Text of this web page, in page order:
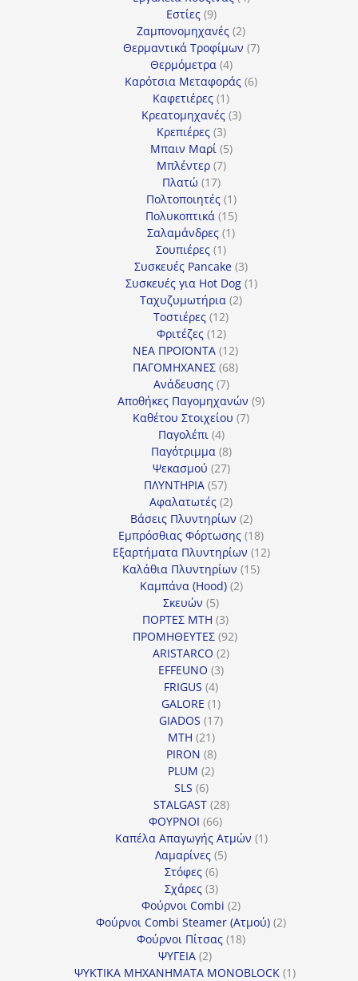
Εστίες 99
προϊόντα
Ζαμπονομηχανές 22
προϊόντα
Θερμαντικά Τροφίμων 77
Θερμόμετρα 44
προϊόντα
Καρότσια Μεταφοράς 66
Καφετιέρες 11
προϊόν
Κρεατομηχανές 33
Κρεπιέρες 33
προϊόντα
Μπαιν Μαρί 55
Μπλέντερ 77
Πλατώ 1717
προϊόντα
Πολτοποιητές 11
προϊόν
Πολυκοπτικά 1515
προϊόντα
Σαλαμάνδρες 11
Σουπιέρες 11
προϊόν
Συσκευές Pancake 33
προϊόντα
Συσκευές για Hot Dog 11
Ταχυζυμωτήρια 22
Τοστιέρες 1212
προϊόντα
Φριτέζες 1212
προϊόντα
ΝΕΑ ΠΡΟΪΟΝΤΑ 1212
προϊόντα
ΠΑΓΟΜΗΧΑΝΕΣ 6868
Ανάδευσης 77
προϊόντα
Αποθήκες Παγομηχανών 99
Καθέτου Στοιχείου 77
Παγολέπι 44
προϊόντα
Παγότριμμα 88
προϊόντα
Ψεκασμού 2727
προϊόντα
ΠΛΥΝΤΗΡΙΑ 5757
προϊόντα
Αφαλατωτές 22
προϊόντα
Βάσεις Πλυντηρίων 22
προϊόντα
Εμπρόσθιας Φόρτωσης 1818
προϊόντα
Εξαρτήματα Πλυντηρίων 1212
Καλάθια Πλυντηρίων 1515
Καμπάνα (Hood) 22
Σκευών 55
προϊόντα
ΠΟΡΤΕΣ MTH 33
προϊόντα
ΠΡΟΜΗΘΕΥΤΕΣ 9292
ARISTARCO 22
EFFEUNO 33
FRIGUS 44
προϊόντα
GALORE 11
προϊόν
GIADOS 1717
MTH 2121
προϊόντα
PIRON 88
προϊόντα
PLUM 22
SLS 66
προϊόντα
STALGAST 2828
ΦΟΥΡΝΟΙ 6666
προϊόντα
Καπέλα Απαγωγής Ατμών 11
Λαμαρίνες 55
Στόφες 66
προϊόντα
Σχάρες 33
προϊόντα
Φούρνοι Combi 22
προϊόντα
Φούρνοι Combi Steamer (Ατμού) 22
Φούρνοι Πίτσας 1818
ΨΥΓΕΙΑ 22
προϊόντα
ΨΥΚΤΙΚΑ ΜΗΧΑΝΗΜΑΤΑ MONOBLOCK 11